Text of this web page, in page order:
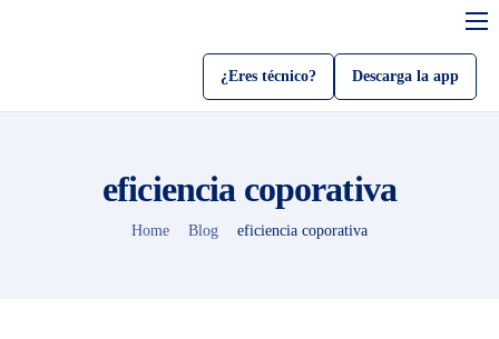
Como usar kedo app
¿Eres técnico? Descarga la app
eficiencia coporativa
Home Blog eficiencia coporativa